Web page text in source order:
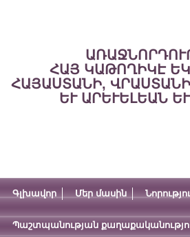
ՀԱՅ ԿԱԹՈՂԻԿԷ
ՀԱՅԱՍՏԱՆԻ,
ԵՒ ԱՐԵՒԵԼԵԱՆ
Գլխավոր Մեր մասին
Պաշտպանության